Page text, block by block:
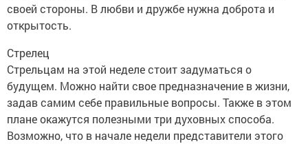
своей стороны. В любви и дружбе нужна доброта и
открытость.
Стрелец
Стрельцам на этой неделе стоит задуматься о
будущем. Можно найти свое предназначение в жизни,
задав самим себе правильные вопросы. Также в этом
плане окажутся полезными три духовных способа.
Возможно, что в начале недели представители этого